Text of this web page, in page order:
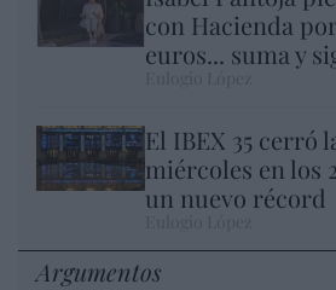
con Hacienda
euros... suma y
El IBEX 35 cerró
miércoles en los
un nuevo récord
Argumentos